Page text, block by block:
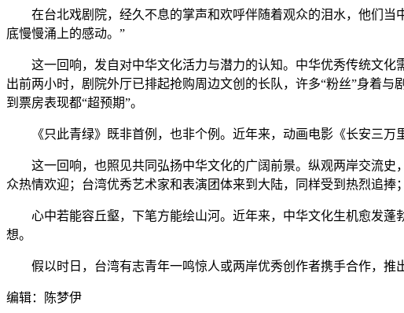
在台北戏剧院，经久不息的掌声和欢呼伴随着观众的泪水，他们当
底慢慢涌上的感动。”
这一回响，发自对中华文化活力与潜力的认知。中华优秀传统文化
出前两小时，剧院外厅已排起抢购周边文创的长队，许多“粉丝”身着
到票房表现都“超预期”。
《只此青绿》既非首例，也非个例。近年来，动画电影《长安三万
这一回响，也照见共同弘扬中华文化的广阔前景。纵观两岸交流史
众热情欢迎；台湾优秀艺术家和表演团体来到大陆，同样受到热烈追
心中若能容丘壑，下笔方能绘山河。近年来，中华文化生机愈发蓬
想。
假以时日，台湾有志青年一鸣惊人或两岸优秀创作者携手合作，推
编辑：陈梦伊